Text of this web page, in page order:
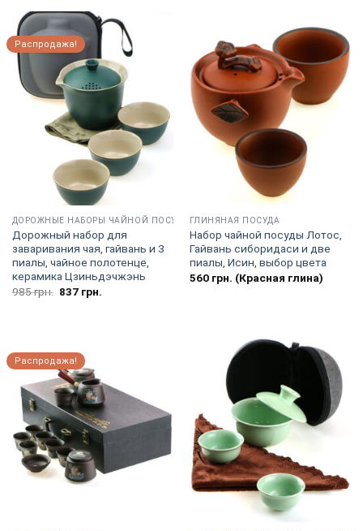
грн..
Распродажа!
ДОРОЖНЫЕ НАБОРЫ ЧАЙНОЙ ПОСУДЫ
Дорожный набор для
заваривания чая, гайвань и 3
пиалы, чайное полотенце,
керамика Цзиньдэчжэнь
985грн. Первоначальная
837грн.
ГЛИНЯНАЯ ПОСУДА
Набор чайной посуды Лотос,
Гайвань сиборидаси и две
пиалы, Исин, выбор цвета
560грн. (Красная глина)
Распродажа!